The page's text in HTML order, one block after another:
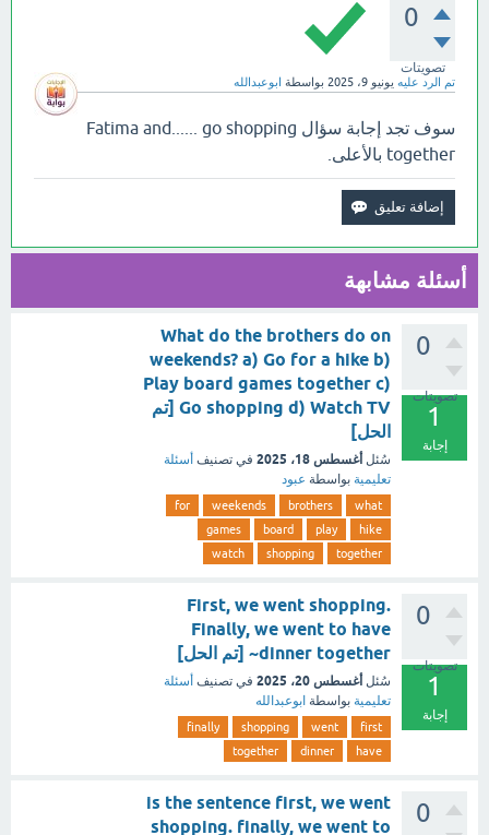
0
تصويتات
تم الرد عليه يونيو 9، 2025 بواسطة ابوعبدالله
سوف تجد إجابة سؤال Fatima and...... go shopping
together بالأعلى.
أسئلة مشابهة
0
تصويتات
1
إجابة
What do the brothers do on
weekends? a) Go for a hike b)
Play board games together c)
Go shopping d) Watch TV [تم
الحل]
سُئل أغسطس 18، 2025 في تصنيف أسئلة
تعليمية بواسطة عبود
what
brothers
weekends
for
hike
play
board
games
together
shopping
watch
0
تصويتات
1
إجابة
First, we went shopping.
Finally, we went to have
dinner together~ [تم الحل]
سُئل أغسطس 20، 2025 في تصنيف أسئلة
تعليمية بواسطة ابوعبدالله
first
went
shopping
finally
have
dinner
together
0
is the sentence first, we went
shopping. finally, we went to